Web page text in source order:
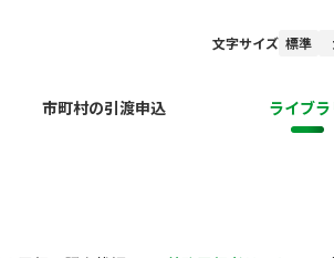
文字サイズ 標準
市町村の引渡申込 ライブラ